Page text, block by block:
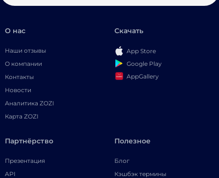
О нас
Наши отзывы
О компании
Контакты
Новости
Аналитика ZOZI
Карта ZOZI
Скачать
App Store
Google Play
AppGallery
Партнёрство
Презентация
API
Полезное
Блог
Кэшбэк термины